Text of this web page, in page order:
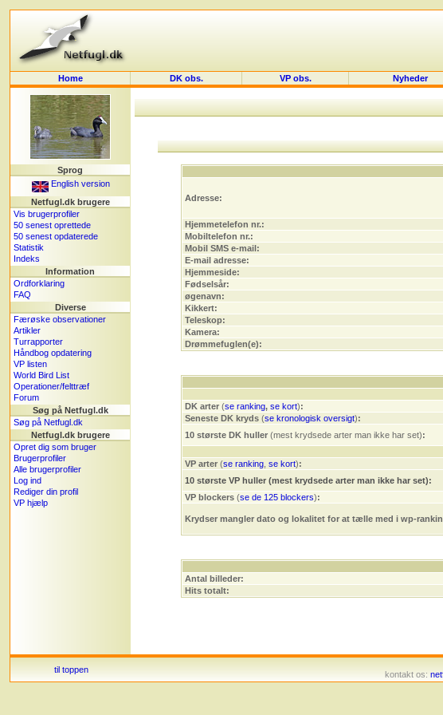
Home DK obs. VP obs. Nyheder
Sprog
English version
Netfugl.dk brugere
Vis brugerprofiler
50 senest oprettede
50 senest opdaterede
Statistik
Indeks
Information
Ordforklaring
FAQ
Diverse
Færøske observationer
Artikler
Turrapporter
Håndbog opdatering
VP listen
World Bird List
Operationer/felttræf
Forum
Søg på Netfugl.dk
Søg på Netfugl.dk
Netfugl.dk brugere
Opret dig som bruger
Brugerprofiler
Alle brugerprofiler
Log ind
Rediger din profil
VP hjælp
Adresse:
Hjemmetelefon nr.:
Mobiltelefon nr.:
Mobil SMS e-mail:
E-mail adresse:
Hjemmeside:
Fødselsår:
øgenavn:
Kikkert:
Teleskop:
Kamera:
Drømmefuglen(e):
DK arter (se ranking, se kort):
Seneste DK kryds (se kronologisk oversigt):
10 største DK huller (mest krydsede arter man ikke har set):
VP arter (se ranking se kort):
10 største VP huller (mest krydsede arter man ikke har set):
VP blockers (se de 125 blockers):
Krydser mangler dato og lokalitet for at tælle med i wp-
Antal billeder:
Hits totalt:
til toppen
kontakt os: